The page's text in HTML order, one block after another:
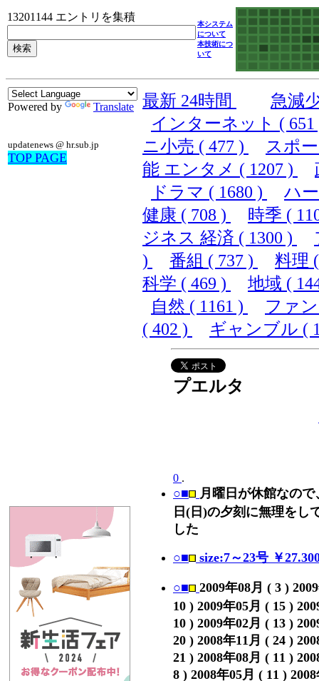
13201144 エントリを集積
本システム
について
本技術につ
いて
Powered by Translate
updatenews @ hr.sub.jp
TOP PAGE
最新 24時間
急減
インターネット (
ニ小売 ( 477 )
スポ
能 エンタメ ( 1207 )
ドラマ ( 1680 )
ハ
健康 ( 708 )
時季 (
ジネス 経済 ( 1300 )
)
番組 ( 737 )
料理
科学 ( 469 )
地域 (
自然 ( 1161 )
ファ
( 402 )
ギャンブル (
プエルタ
0 .
○■ 月曜日が休館なの
日(日)の夕刻に無理をし
した
○■ size:7～23号 ￥
○■ 2009年08月 ( 3 )
10 ) 2009年05月 ( 15 )
10 ) 2009年02月 ( 13 )
20 ) 2008年11月 ( 24 )
21 ) 2008年08月 ( 11 )
8 ) 2008年05月 ( 11 )